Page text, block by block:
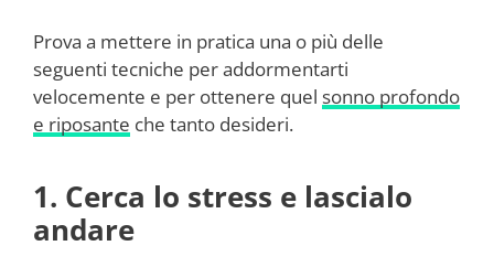
Prova a mettere in pratica una o più delle
seguenti tecniche per addormentarti
velocemente e per ottenere quel sonno profondo
e riposante che tanto desideri.
1. Cerca lo stress e lascialo
andare